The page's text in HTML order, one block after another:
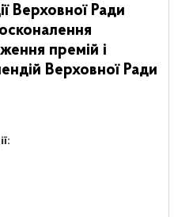
Верховної Ради
премій і
Верховної Ради